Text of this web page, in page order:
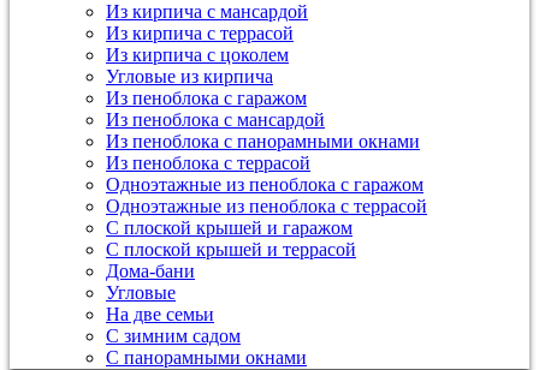
Из кирпича с мансардой
Из кирпича с террасой
Из кирпича с цоколем
Угловые из кирпича
Из пеноблока с гаражом
Из пеноблока с мансардой
Из пеноблока с панорамными окнами
Из пеноблока с террасой
Одноэтажные из пеноблока с гаражом
Одноэтажные из пеноблока с террасой
С плоской крышей и гаражом
С плоской крышей и террасой
Дома-бани
Угловые
На две семьи
С зимним садом
С панорамными окнами